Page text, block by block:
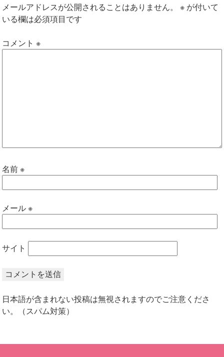
メールアドレスが公開されることはありません。 ※ が付いて
いる欄は必須項目です
コメント※
名前※
メール※
サイト
日本語が含まれない投稿は無視されますのでご注意くださ
い。（スパム対策）